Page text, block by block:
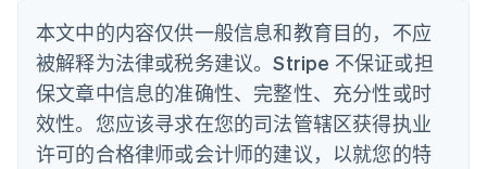
本文中的内容仅供一般信息和教育目的，不应
被解释为法律或税务建议。Stripe 不保证或担
保文章中信息的准确性、完整性、充分性或时
效性。您应该寻求在您的司法管辖区获得执业
许可的合格律师或会计师的建议，以就您的特
English
丹麦
English
德国
DeutschEnglish
法国
FrançaisEnglish